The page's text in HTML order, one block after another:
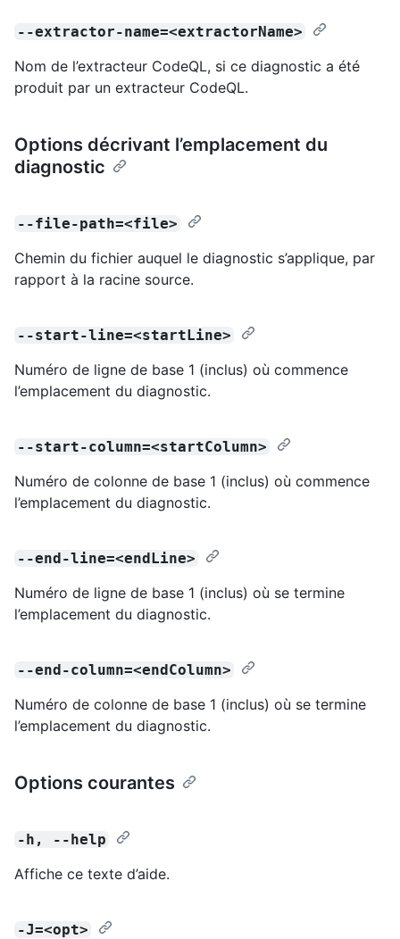
--extractor-name=<extractorName>
Nom de l’extracteur CodeQL, si ce diagnostic a été
produit par un extracteur CodeQL.
Options décrivant l’emplacement du
diagnostic
--file-path=<file>
Chemin du fichier auquel le diagnostic s’applique, par
rapport à la racine source.
--start-line=<startLine>
Numéro de ligne de base 1 (inclus) où commence
l’emplacement du diagnostic.
--start-column=<startColumn>
Numéro de colonne de base 1 (inclus) où commence
l’emplacement du diagnostic.
--end-line=<endLine>
Numéro de ligne de base 1 (inclus) où se termine
l’emplacement du diagnostic.
--end-column=<endColumn>
Numéro de colonne de base 1 (inclus) où se termine
l’emplacement du diagnostic.
Options courantes
-h, --help
Affiche ce texte d’aide.
-J=<opt>